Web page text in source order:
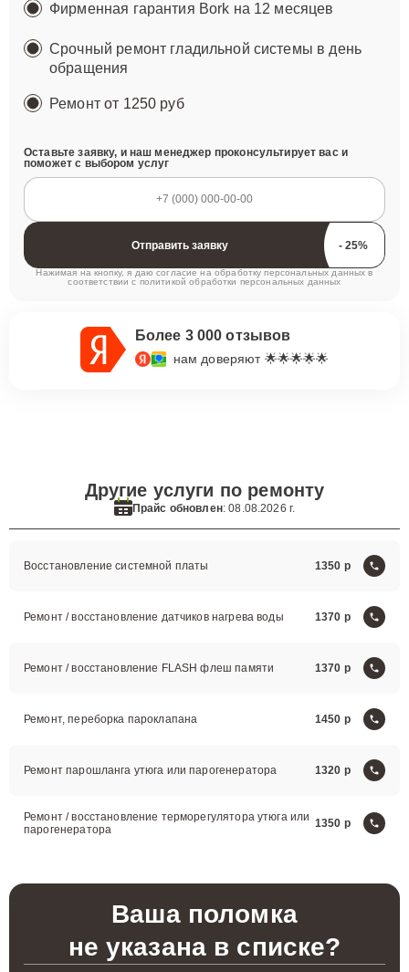
Фирменная гарантия Bork на 12 месяцев
Срочный ремонт гладильной системы в день
обращения
Ремонтот 1250 руб
Оставьте заявку, и наш менеджер проконсультирует вас и
поможет с выбором услуг
Отправить заявку
Нажимая на кнопку, я даю согласие на обработку персональных данных в
соответствии с политикой обработки персональных данных
Более 3 000 отзывов
нам доверяют 🌟🌟🌟🌟🌟
Другие услуги по ремонту
Прайс обновлен: 08.08.2026 г.
Восстановление системной платы 1350
Ремонт / восстановление датчиков нагрева воды 1370
Ремонт / восстановление FLASH флеш памяти 1370
Ремонт, переборка пароклапана 1450
Ремонт парошланга утюга или парогенератора 1320
Ремонт / восстановление терморегулятора утюга или
парогенератора
1350
Ваша поломка
не указана в списке?